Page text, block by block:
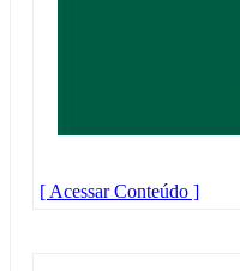
[ Acessar Conteúdo ]